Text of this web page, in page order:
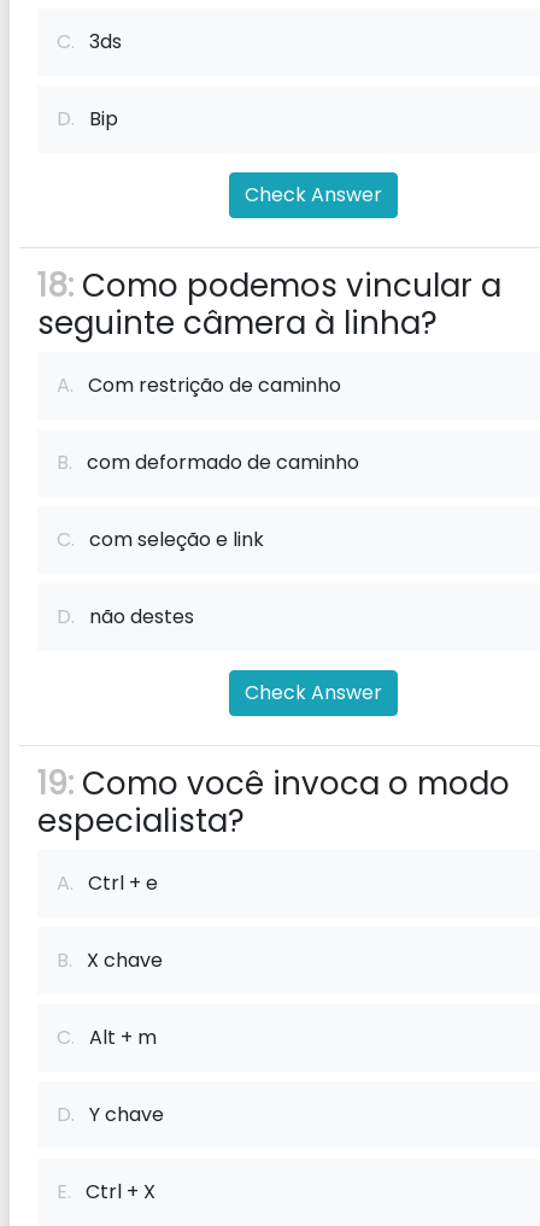
C. 3ds
D. Bip
Check Answer
18: Como podemos vincular a
seguinte câmera à linha?
A. Com restrição de caminho
B. com deformado de caminho
C. com seleção e link
D. não destes
Check Answer
19: Como você invoca o modo
especialista?
A. Ctrl + e
B. X chave
C. Alt + m
D. Y chave
E. Ctrl + X